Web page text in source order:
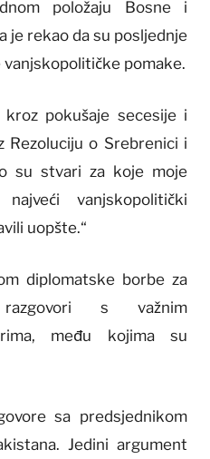
položaju Bosne i
je rekao da su posljednje
vanjskopolitičke pomake.
kroz pokušaje secesije i
Rezoluciju o Srebrenici i
su stvari za koje moje
vanjskopolitički
uopšte.“
diplomatske borbe za
s važnim
među kojima su
sa predsjednikom
Jedini argument